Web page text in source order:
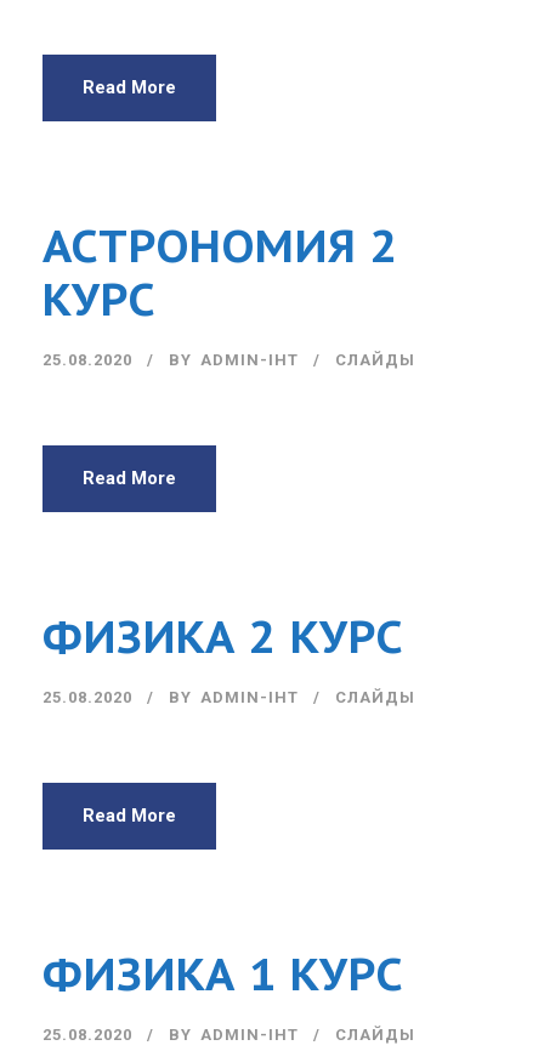
Read More
АСТРОНОМИЯ 2
КУРС
25.08.2020 BY ADMIN-IHT СЛАЙДЫ
Read More
ФИЗИКА 2 КУРС
25.08.2020 BY ADMIN-IHT СЛАЙДЫ
Read More
ФИЗИКА 1 КУРС
25.08.2020 BY ADMIN-IHT СЛАЙДЫ